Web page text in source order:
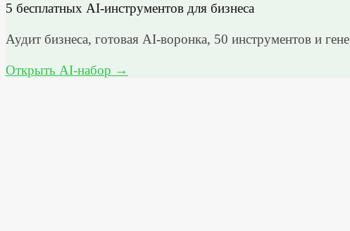
5 бесплатных AI-инструментов для бизнеса
Аудит бизнеса, готовая AI-воронка, 50 инструментов и
Открыть AI-набор →